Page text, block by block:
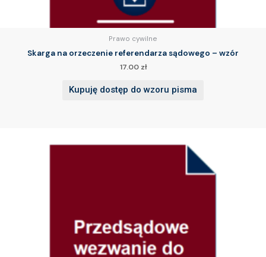
Prawo cywilne
Skarga na orzeczenie referendarza sądowego – wzór
17.00 zł
Kupuję dostęp do wzoru pisma